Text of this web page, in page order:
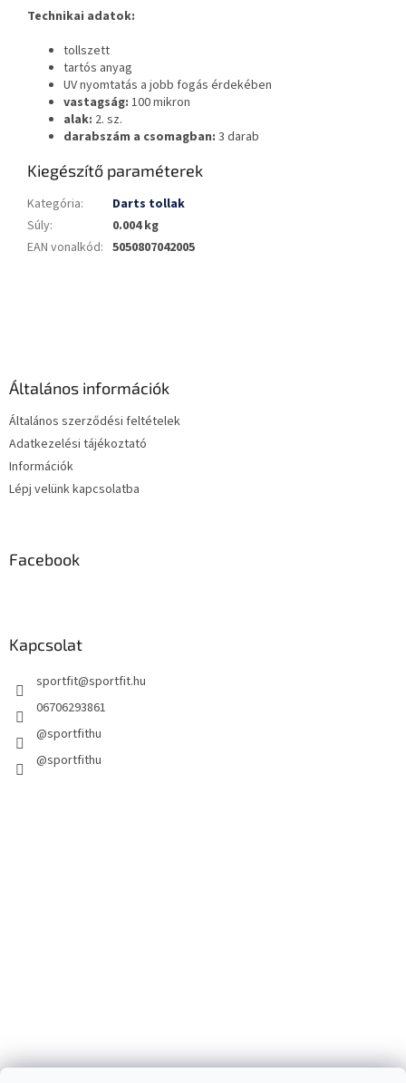
Technikai adatok:
tollszett
tartós anyag
UV nyomtatás a jobb fogás érdekében
vastagság: 100 mikron
alak: 2. sz.
darabszám a csomagban: 3 darab
Kiegészítő paraméterek
Kategória:
Darts tollak
Súly:
0.004 kg
EAN vonalkód: 5050807042005
Általános információk
Általános szerződési feltételek
Adatkezelési tájékoztató
Információk
Lépj velünk kapcsolatba
Facebook
Kapcsolat
sportfit@sportfit.hu
06706293861
@sportfithu
@sportfithu